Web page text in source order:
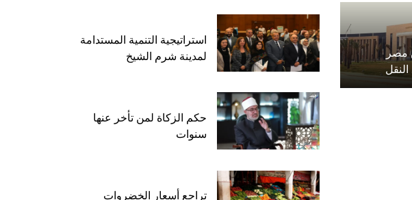
مصر
استراتيجية التنمية المستدامة
لمدينة شرم الشيخ
حكم الزكاة لمن تأخر عنها
سنوات
تراجع أسعار الخضروات